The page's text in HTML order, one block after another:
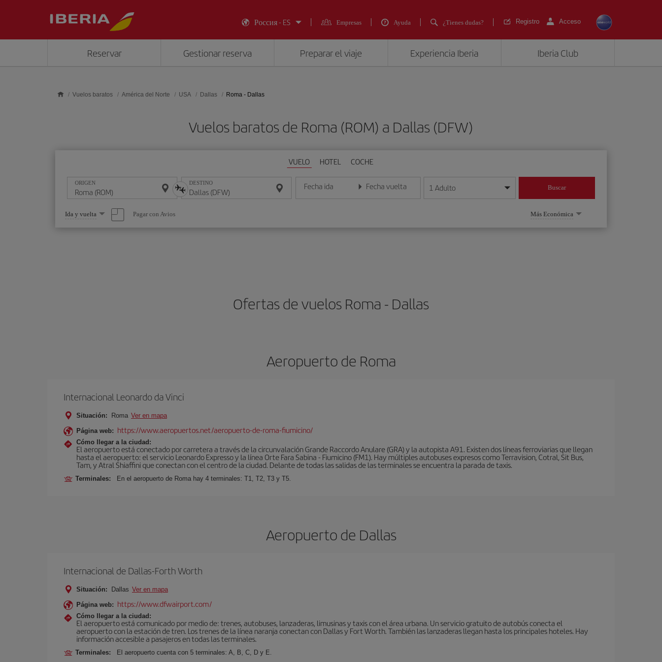
Россия - ES
Empresas Ayuda ¿Tienes dudas? Registro Acceso
Reservar Gestionar reserva Preparar el viaje Experiencia Iberia Iberia Club
Vuelos baratos América del Norte USA Dallas Roma - Dallas
Vuelos baratos de Roma (ROM) a Dallas (DFW)
VUELO HOTEL COCHE
ORIGEN DESTINO Fecha ida
Introduce la fecha en formato día/mes/año
Fecha vuelta
Introduce la fecha en formato día/mes/año
1 Adulto Buscar
Seleccione
una
opción
Ida y vuelta Pagar con Avios Más Económica
Ofertas de vuelos Roma - Dallas
Aeropuerto de Roma
Internacional Leonardo da Vinci
Situación: Roma Ver en mapa
Página web: https://www.aeropuertos.net/aeropuerto-de-roma-fiumicino/
Cómo llegar a la ciudad:
El aeropuerto está conectado por carretera a través de la circunvalación Grande Raccordo Anulare (GRA) y la autopista A91. Existen dos líneas ferroviarias que llegan
hasta el aeropuerto: el servicio Leonardo Expresso y la línea Orte Fara Sabina - Fiumicino (FM1). Hay múltiples autobuses expresos como Terravision, Cotral, Sit Bus,
Tam, y Atral Shiaffini que conectan con el centro de la ciudad. Delante de todas las salidas de las terminales se encuentra la parada de taxis.
Terminales: En el aeropuerto de Roma hay 4 terminales: T1, T2, T3 y T5.
Aeropuerto de Dallas
Internacional de Dallas-Forth Worth
Situación: Dallas Ver en mapa
Página web: https://www.dfwairport.com/
Cómo llegar a la ciudad:
El aeropuerto está comunicado por medio de: trenes, autobuses, lanzaderas, limusinas y taxis con el área urbana. Un servicio gratuito de autobús conecta el
aeropuerto con la estación de tren. Los trenes de la línea naranja conectan con Dallas y Fort Worth. También las lanzaderas llegan hasta los principales hoteles. Hay
información accesible a pasajeros en todas las terminales.
Terminales: El aeropuerto cuenta con 5 terminales: A, B, C, D y E.